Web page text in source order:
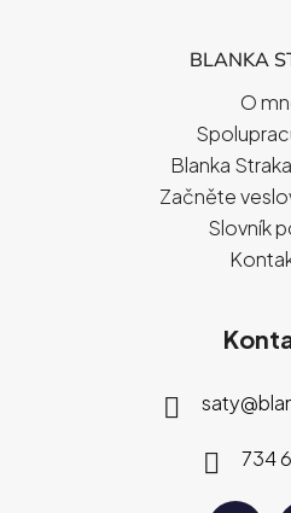
BLANKA
O
Blanka
Začněte
Slovník
saty@
734